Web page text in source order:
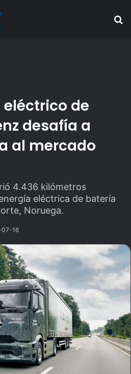
de
desafía a
al mercado
4.436 kilómetros
eléctrica de batería
Noruega.
16